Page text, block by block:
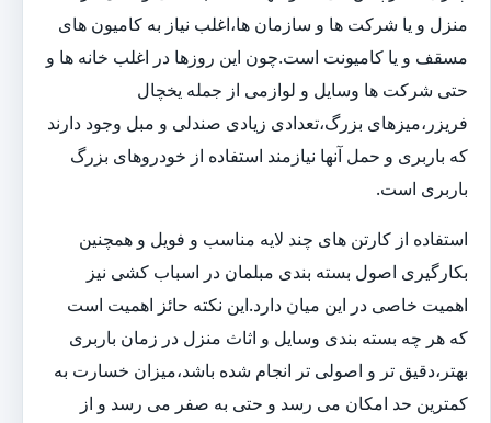
منزل و یا شرکت ها و سازمان ها،اغلب نیاز به کامیون های
مسقف و یا کامیونت است.چون این روزها در اغلب خانه ها و
حتی شرکت ها وسایل و لوازمی از جمله یخچال
فریزر،میزهای بزرگ،تعدادی زیادی صندلی و مبل وجود دارند
که باربری و حمل آنها نیازمند استفاده از خودروهای بزرگ
باربری است.
استفاده از کارتن های چند لایه مناسب و فویل و همچنین
بکارگیری اصول بسته بندی مبلمان در اسباب کشی نیز
اهمیت خاصی در این میان دارد.این نکته حائز اهمیت است
که هر چه بسته بندی وسایل و اثاث منزل در زمان باربری
بهتر،دقیق تر و اصولی تر انجام شده باشد،میزان خسارت به
کمترین حد امکان می رسد و حتی به صفر می رسد و از